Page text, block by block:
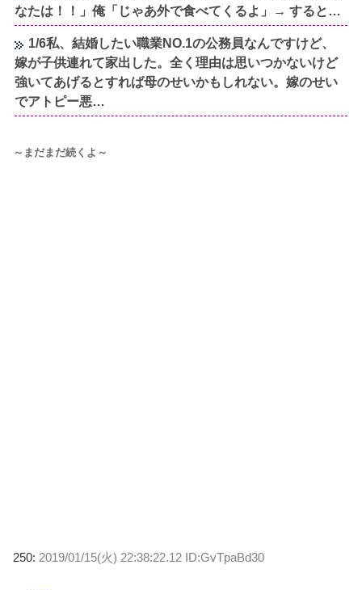
なたは！！」俺「じゃあ外で食べてくるよ」→ すると…
1/6私、結婚したい職業NO.1の公務員なんですけど、
嫁が子供連れて家出した。全く理由は思いつかないけど
強いてあげるとすれば母のせいかもしれない。嫁のせい
でアトピー悪…
～まだまだ続くよ～
250: 2019/01/15(火) 22:38:22.12 ID:GvTpaBd30